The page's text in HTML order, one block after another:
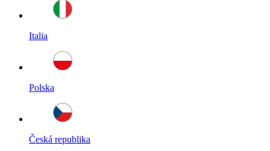
Italia
Polska
Česká republika